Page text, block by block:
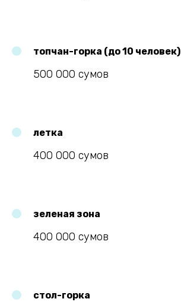
топчан-горка (до 10 человек)
500 000 сумов
летка
400 000 сумов
зеленая зона
400 000 сумов
стол-горка